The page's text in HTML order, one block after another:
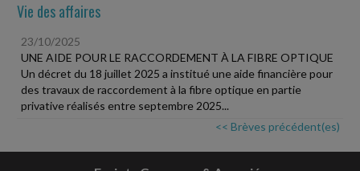
Vie des affaires
23/10/2025
UNE AIDE POUR LE RACCORDEMENT À LA FIBRE OPTIQUE
Un décret du 18 juillet 2025 a institué une aide financière pour
des travaux de raccordement à la fibre optique en partie
privative réalisés entre septembre 2025...
<< Brèves précédent(es)